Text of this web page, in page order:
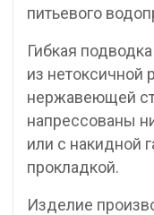
питьевого
Гибкая
из нетоксичной
нержавеющей
напрессованы
или с накидной
прокладкой.
Изделие